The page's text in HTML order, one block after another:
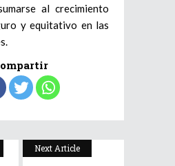
al crecimiento
y equitativo en las
Next Article